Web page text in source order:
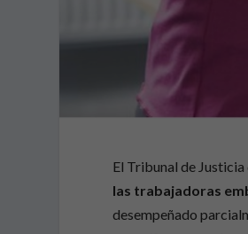
El Tribunal de
las trabajadoras
desempeñado